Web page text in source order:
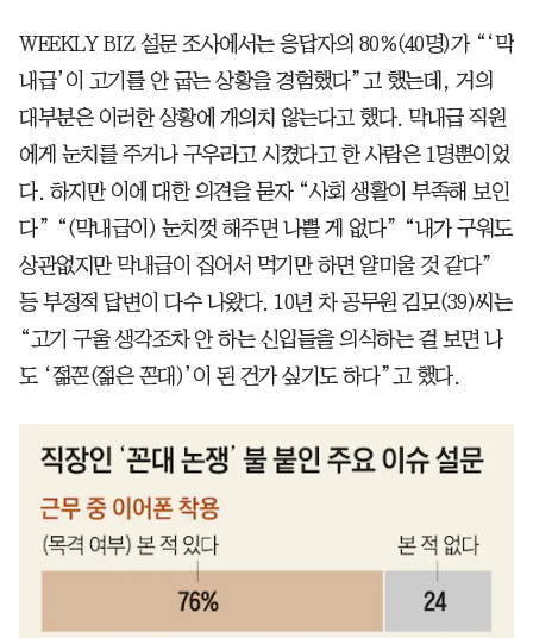
WEEKLY BIZ 설문 조사에서는 응답자의 80%(40명)가 “‘막
내급’이 고기를 안 굽는 상황을 경험했다”고 했는데, 거의
대부분은 이러한 상황에 개의치 않는다고 했다. 막내급 직원
에게 눈치를 주거나 구우라고 시켰다고 한 사람은 1명뿐이었
다. 하지만 이에 대한 의견을 묻자 “사회 생활이 부족해 보인
다” “(막내급이) 눈치껏 해주면 나쁠 게 없다” “내가 구워도
상관없지만 막내급이 집어서 먹기만 하면 얄미울 것 같다”
등 부정적 답변이 다수 나왔다. 10년 차 공무원 김모(39)씨는
“고기 구울 생각조차 안 하는 신입들을 의식하는 걸 보면 나
도 ‘젊꼰(젊은 꼰대)’이 된 건가 싶기도 하다”고 했다.